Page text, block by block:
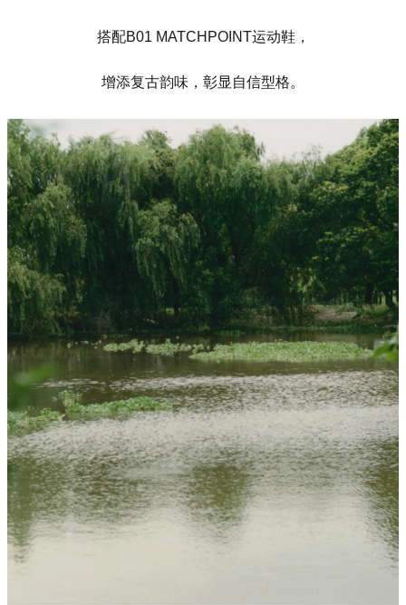
搭配B01 MATCHPOINT运动鞋，
增添复古韵味，彰显自信型格。